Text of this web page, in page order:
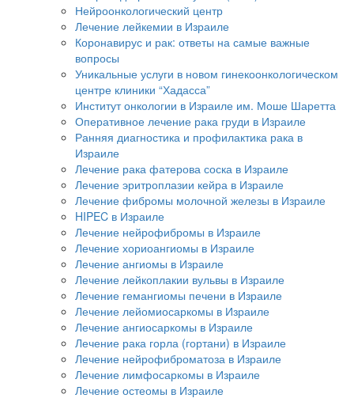
Нейроонкологический центр
Лечение лейкемии в Израиле
Коронавирус и рак: ответы на самые важные
вопросы
Уникальные услуги в новом гинекоонкологическом
центре клиники “Хадасса”
Институт онкологии в Израиле им. Моше Шаретта
Оперативное лечение рака груди в Израиле
Ранняя диагностика и профилактика рака в
Израиле
Лечение рака фатерова соска в Израиле
Лечение эритроплазии кейра в Израиле
Лечение фибромы молочной железы в Израиле
HIPEC в Израиле
Лечение нейрофибромы в Израиле
Лечение хориоангиомы в Израиле
Лечение ангиомы в Израиле
Лечение лейкоплакии вульвы в Израиле
Лечение гемангиомы печени в Израиле
Лечение лейомиосаркомы в Израиле
Лечение ангиосаркомы в Израиле
Лечение рака горла (гортани) в Израиле
Лечение нейрофиброматоза в Израиле
Лечение лимфосаркомы в Израиле
Лечение остеомы в Израиле